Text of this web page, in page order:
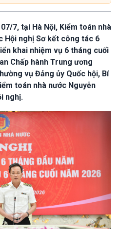
7, tại Hà Nội, Kiểm toán nhà
Hội nghị Sơ kết công tác 6
khai nhiệm vụ 6 tháng cuối
Chấp hành Trung ương
vụ Đảng ủy Quốc hội, Bí
toán nhà nước Nguyễn
nghị.